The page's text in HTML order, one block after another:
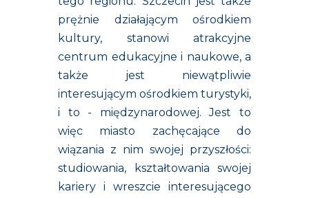
prężnie działającym ośrodkiem
kultury, stanowi atrakcyjne
centrum edukacyjne i naukowe, a
także jest niewątpliwie
interesującym ośrodkiem turystyki,
i to - międzynarodowej. Jest to
więc miasto zachęcające do
wiązania z nim swojej przyszłości:
studiowania, kształtowania swojej
kariery i wreszcie interesującego